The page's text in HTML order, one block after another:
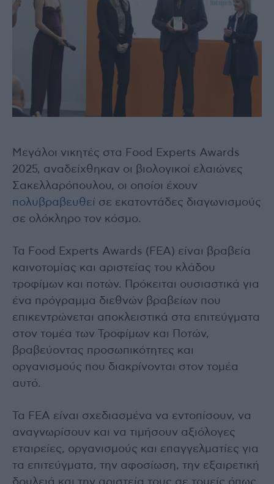
Μεγάλοι νικητές στα Food Experts Awards
2025, αναδείχθηκαν οι βιολογικοί ελαιώνες
Σακελλαρόπουλου, οι οποίοι έχουν
πολυβραβευθεί σε εκατοντάδες διαγωνισμούς
σε ολόκληρο τον κόσμο.
Τα Food Experts Awards (FEA) είναι βραβεία
καινοτομίας και αριστείας του κλάδου
τροφίμων και ποτών. Πρόκειται ουσιαστικά για
ένα πρόγραμμα διεθνών βραβείων που
επικεντρώνεται αποκλειστικά στα επιτεύγματα
στον τομέα των Τροφίμων και Ποτών,
βραβεύοντας προσωπικότητες και
οργανισμούς που διακρίνονται στον τομέα
αυτό.
Τα FΕA είναι σχεδιασμένα να εντοπίσουν, να
αναγνωρίσουν και να τιμήσουν αξιόλογες
εταιρείες, οργανισμούς και επαγγελματίες για
τα επιτεύγματα, την αφοσίωση, την εξαιρετική